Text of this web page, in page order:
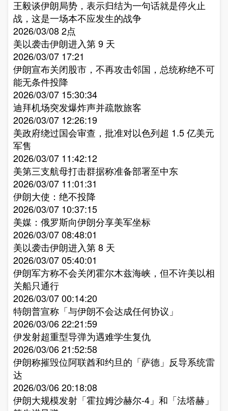
王毅谈伊朗局势，表示归结为一句话就是停火止
战，这是一场本不应发生的战争​
2026/03/08 2点
美以袭击伊朗进入第 9 天​
2026/03/07 17:21
伊朗宣布关闭股市，不再攻击邻国，总统称绝不可
能无条件投降​
2026/03/07 15:30:34
迪拜机场突发爆炸声并疏散旅客​
2026/03/07 12:26:19
美政府绕过国会审查，批准对以色列超 1.5 亿美元
军售​
2026/03/07 11:42:12
美第三支航母打击群据称准备部署至中东​
2026/03/07 11:01:31
伊朗大使：绝不投降​
2026/03/07 10:37:15
美媒：俄罗斯向伊朗分享美军坐标​
2026/03/07 08:48:01
美以袭击伊朗进入第 8 天​
2026/03/07 05:40:01
伊朗军方称不会关闭霍尔木兹海峡，但不许美以相
关船只通行​
2026/03/07 00:14:20
特朗普宣称「与伊朗不会达成任何协议」​
2026/03/06 22:21:59
伊发射超重型导弹为遇难学生复仇​
2026/03/06 21:52:58
伊朗称摧毁位阿联酋和约旦的「萨德」反导系统雷
达​
2026/03/06 20:18:08
伊朗大规模发射「霍拉姆沙赫尔-4」和「法塔赫」